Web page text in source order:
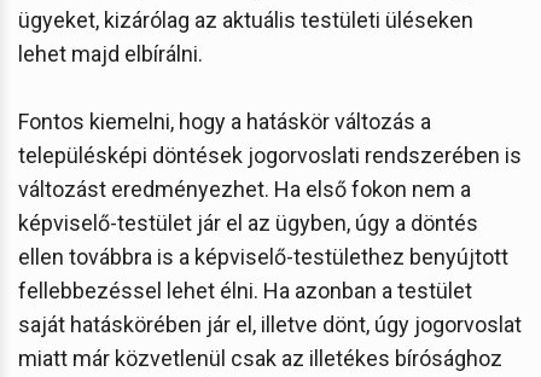
ügyeket, kizárólag az aktuális testületi üléseken
lehet majd elbírálni.
Fontos kiemelni, hogy a hatáskör változás a
településképi döntések jogorvoslati rendszerében is
változást eredményezhet. Ha első fokon nem a
képviselő-testület jár el az ügyben, úgy a döntés
ellen továbbra is a képviselő-testülethez benyújtott
fellebbezéssel lehet élni. Ha azonban a testület
saját hatáskörében jár el, illetve dönt, úgy jogorvoslat
miatt már közvetlenül csak az illetékes bírósághoz